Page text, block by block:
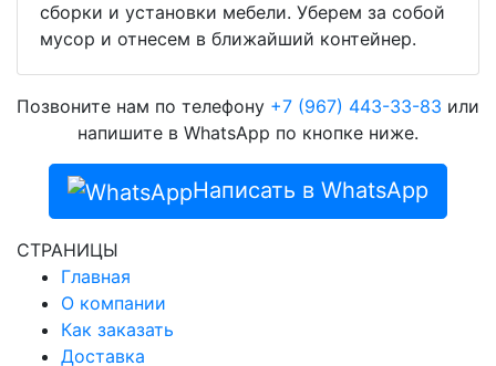
сборки и установки мебели. Уберем за собой
мусор и отнесем в ближайший контейнер.
Позвоните нам по телефону +7 (967) 443-33-83 или
напишите в WhatsApp по кнопке ниже.
Написать в WhatsApp
СТРАНИЦЫ
Главная
О компании
Как заказать
Доставка